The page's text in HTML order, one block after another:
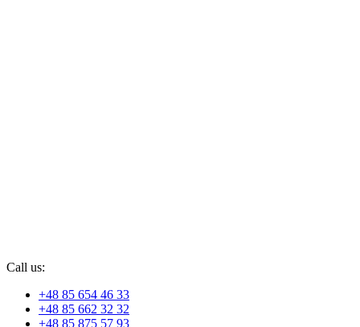
Call us:
+48 85 654 46 33
+48 85 662 32 32
+48 85 875 57 93